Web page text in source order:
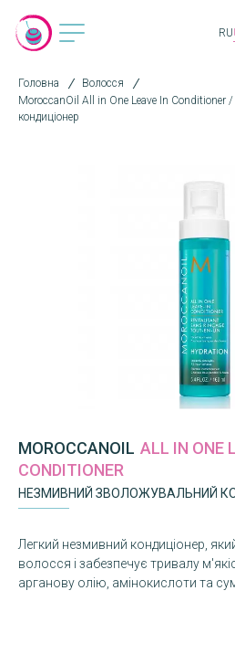
RU
Головна
Волосся
MoroccanOil All in One Leave In
кондиціонер
MOROCCANOIL ALL IN ONE
CONDITIONER
НЕЗМИВНИЙ ЗВОЛОЖУВАЛЬНИЙ
Легкий незмивний кондиціонер,
волосся і забезпечує тривалу
арганову олію, амінокислоти та